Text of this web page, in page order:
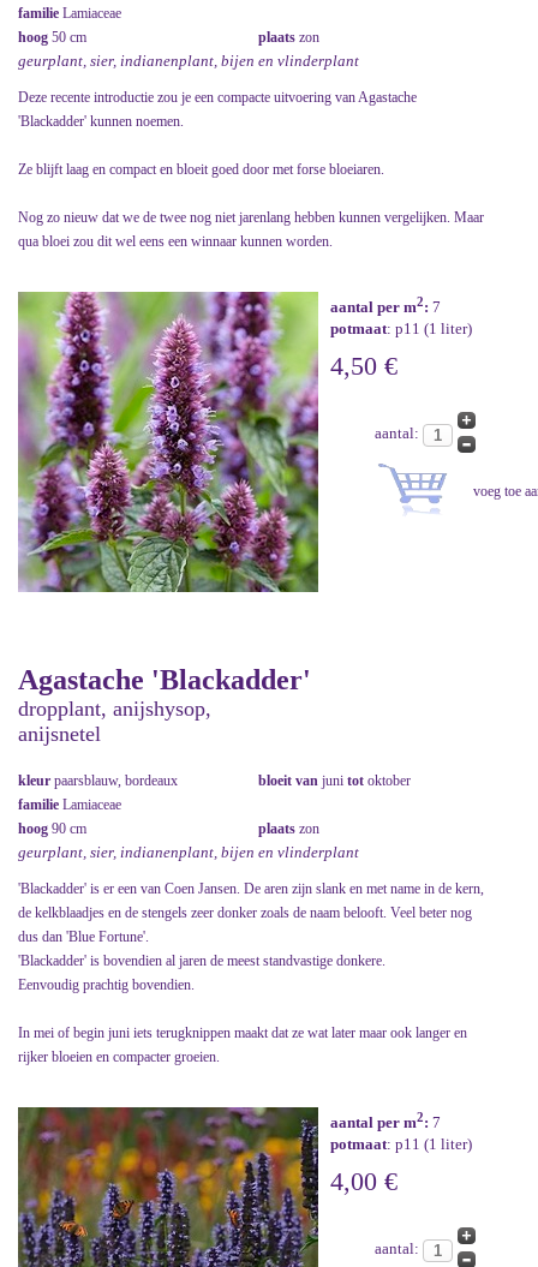
familie Lamiaceae
hoog 50 cm plaats zon
geurplant, sier, indianenplant, bijen en vlinderplant
Deze recente introductie zou je een compacte uitvoering van Agastache
'Blackadder' kunnen noemen.
Ze blijft laag en compact en bloeit goed door met forse bloeiaren.
Nog zo nieuw dat we de twee nog niet jarenlang hebben kunnen vergelijken. Maar
qua bloei zou dit wel eens een winnaar kunnen worden.
aantal per m2: 7
potmaat: p11 (1 liter)
4,50 €
aantal:
Agastache 'Blackadder'
dropplant, anijshysop,
anijsnetel
kleur paarsblauw, bordeaux bloeit van juni tot oktober
familie Lamiaceae
hoog 90 cm plaats zon
geurplant, sier, indianenplant, bijen en vlinderplant
'Blackadder' is er een van Coen Jansen. De aren zijn slank en met name in de kern,
de kelkblaadjes en de stengels zeer donker zoals de naam belooft. Veel beter nog
dus dan 'Blue Fortune'.
'Blackadder' is bovendien al jaren de meest standvastige donkere.
Eenvoudig prachtig bovendien.
In mei of begin juni iets terugknippen maakt dat ze wat later maar ook langer en
rijker bloeien en compacter groeien.
aantal per m2: 7
potmaat: p11 (1 liter)
4,00 €
aantal: